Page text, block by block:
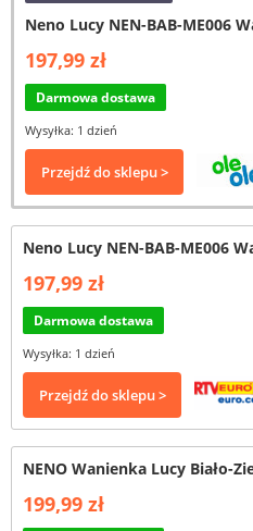
Neno Lucy NEN-BAB-ME006
197,99 zł
Darmowa dostawa
Wysyłka: 1 dzień
Przejdź do sklepu >
Neno Lucy NEN-BAB-ME006
197,99 zł
Darmowa dostawa
Wysyłka: 1 dzień
Przejdź do sklepu >
NENO Wanienka Lucy Biało-
199,99 zł